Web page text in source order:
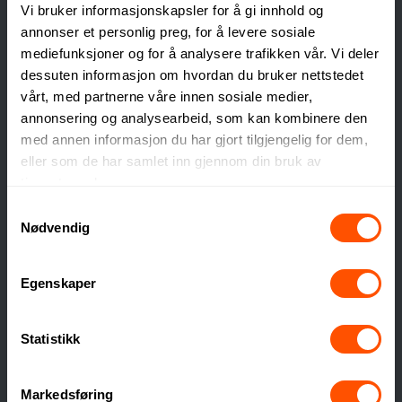
Vi bruker informasjonskapsler for å gi innhold og
annonser et personlig preg, for å levere sosiale
mediefunksjoner og for å analysere trafikken vår. Vi deler
dessuten informasjon om hvordan du bruker nettstedet
vårt, med partnerne våre innen sosiale medier,
annonsering og analysearbeid, som kan kombinere den
med annen informasjon du har gjort tilgjengelig for dem,
eller som de har samlet inn gjennom din bruk av
Nødvendig
Egenskaper
Statistikk
Markedsføring
vanskelig da utvalget er stort. Her er noen forslag til
spørsmål for å kartlegge hvilken type jakke som
passer best til deres bruk:
Klima
Er ytterjakkene tiltenkt å brukes på sommer eller
vinterhalvåret? Skal den være med eller uten fôr, vind-
lagene under?
Når dere velger ytterjakker, er det viktig å tenke på
for en kortvarig reklamekampanje, eller er de ment
over lengre tid? For utendørs arrangementer som